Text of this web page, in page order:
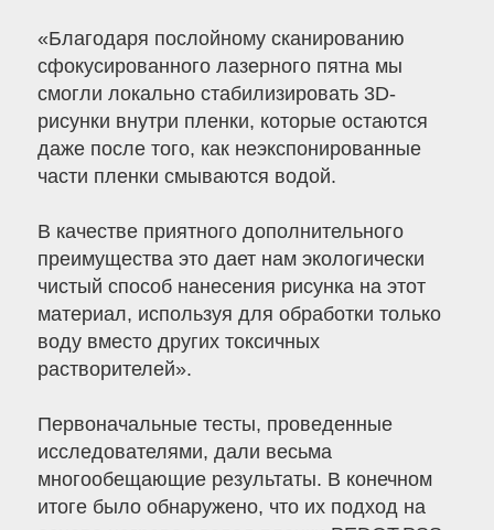
«Благодаря послойному сканированию
сфокусированного лазерного пятна мы
смогли локально стабилизировать 3D-
рисунки внутри пленки, которые остаются
даже после того, как неэкспонированные
части пленки смываются водой.
В качестве приятного дополнительного
преимущества это дает нам экологически
чистый способ нанесения рисунка на этот
материал, используя для обработки только
воду вместо других токсичных
растворителей».
Первоначальные тесты, проведенные
исследователями, дали весьма
многообещающие результаты. В конечном
итоге было обнаружено, что их подход на